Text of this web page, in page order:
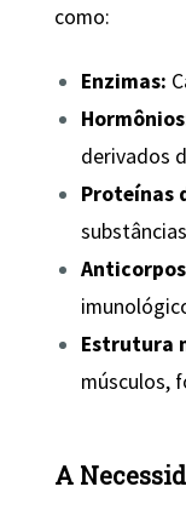
como:
Enzimas:
derivados
Proteínas
Estrutura
músculos,
A